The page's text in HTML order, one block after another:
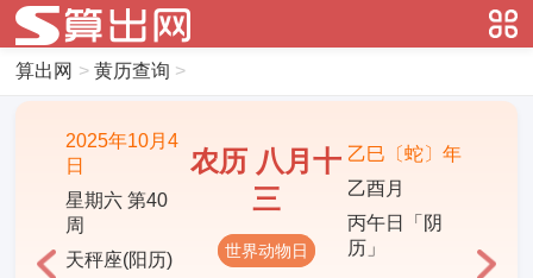
算出网 > 黄历查询 >
2025年10月4
日
星期六 第40
周
天秤座(阳历)
农历 八月十
三
世界动物日
乙巳〔蛇〕年
乙酉月
丙午日「阴
历」